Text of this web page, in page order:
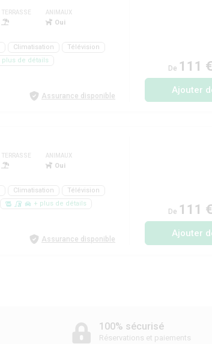
TERRASSE ANIMAUX
Oui
Climatisation
Télévision
plus de détails
Assurance disponible
De 111 €
Ajouter
TERRASSE ANIMAUX
Oui
Climatisation
Télévision
+ plus de détails
Assurance disponible
De 111 €
Ajouter
100% sécurisé
Réservations et paiements